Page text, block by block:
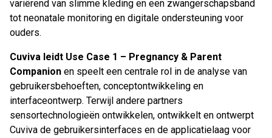
variërend van slimme kleding en een zwangerschapsband
tot neonatale monitoring en digitale ondersteuning voor
ouders.
Cuviva leidt Use Case 1 – Pregnancy & Parent
Companion en speelt een centrale rol in de analyse van
gebruikersbehoeften, conceptontwikkeling en
interfaceontwerp. Terwijl andere partners
sensortechnologieën ontwikkelen, ontwikkelt en ontwerpt
Cuviva de gebruikersinterfaces en de applicatielaag voor